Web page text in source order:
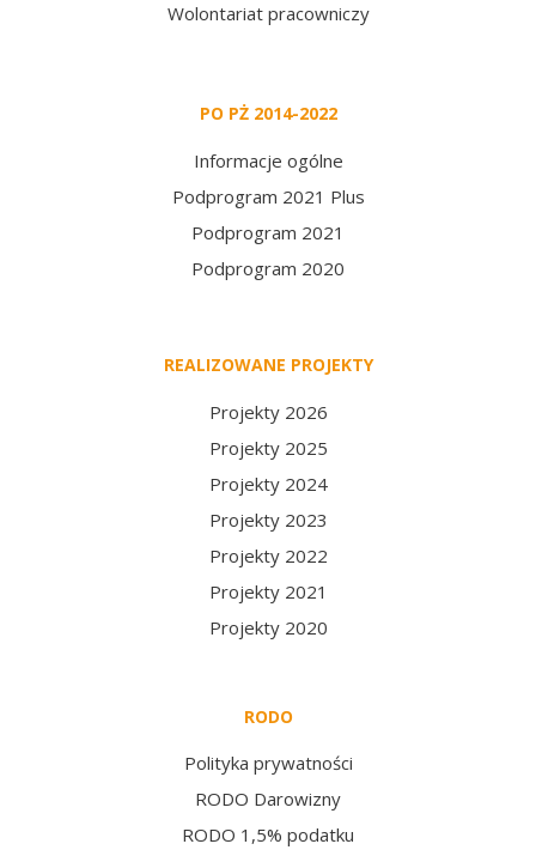
RODO
Wolontariat pracowniczy
REALIZOWANE PROJEKTY
Projekty 2026
Projekty 2025
Projekty 2024
Projekty 2023
Projekty 2022
Projekty 2021
Projekty 2020
PO PŻ 2014-2022
Polityka prywatności
RODO Darowizny
RODO 1,5% podatku
Informacje ogólne
Podprogram 2021 Plus
Podprogram 2021
Podprogram 2020